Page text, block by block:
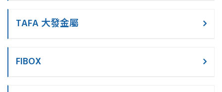
TAFA 大發金屬
FIBOX